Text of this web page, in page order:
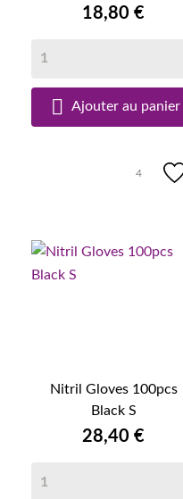
18,80 €
 Ajouter au panier
4
Nitril Gloves 100pcs
Black S
28,40 €